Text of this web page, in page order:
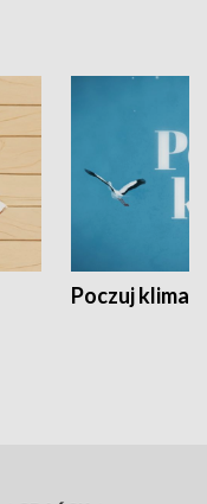
Poczuj klimat